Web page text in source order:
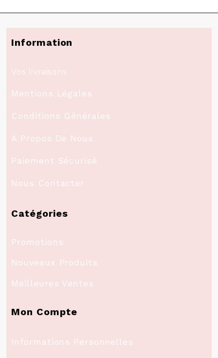
Information
Vos livraisons
Mentions Légales
Conditions Générales
A Propos De Nous
Paiement Sécurisé
Nous Contacter
Catégories
Promotions
Nouveaux Produits
Meilleures Ventes
Mon Compte
Informations Personnelles